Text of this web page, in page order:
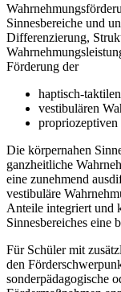
Sinnesbereiche und
Differenzierung,
Förderung der
haptisch-
vestibulären
propriozeptiven
Die körpernahen
ganzheitliche
eine zunehmend
vestibuläre
Anteile integriert und
Sinnesbereiches eine
Für Schüler mit
den
sonderpädagogische